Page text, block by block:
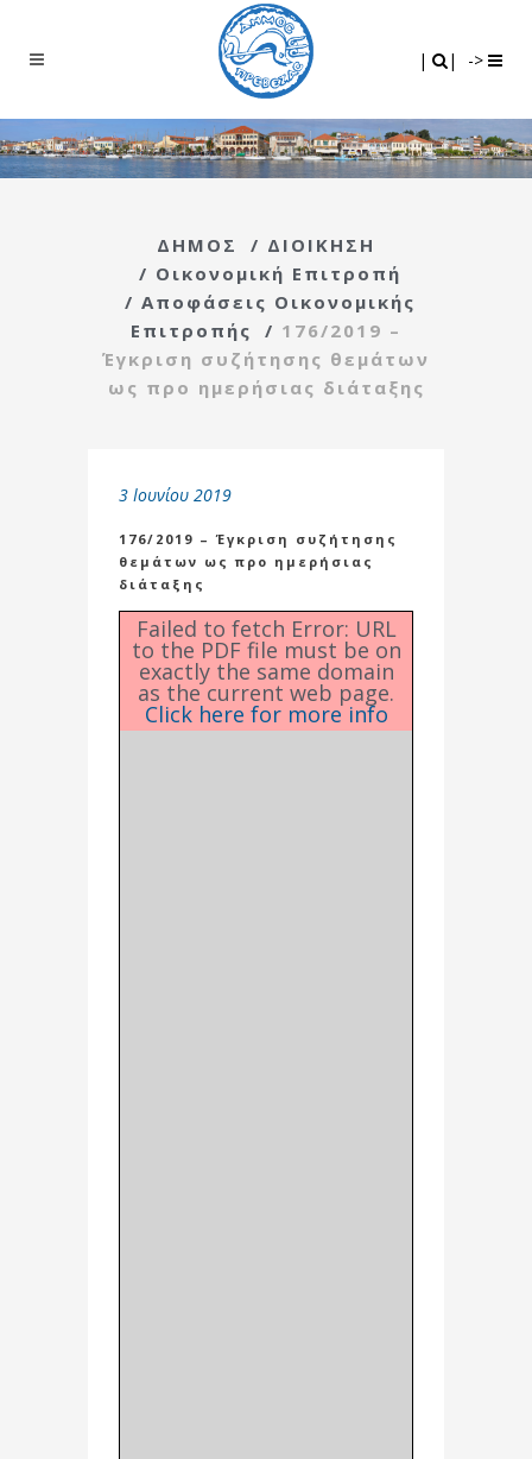
| | ->
ΔΗΜΟΣ / ΔΙΟΙΚΗΣΗ
/ Οικονομική Επιτροπή
/ Αποφάσεις Οικονομικής
Επιτροπής
/ 176/2019 –
Έγκριση συζήτησης θεμάτων
ως προ ημερήσιας διάταξης
3 Ιουνίου 2019
176/2019 – Έγκριση συζήτησης
θεμάτων ως προ ημερήσιας
διάταξης
Failed to fetch Error: URL
to the PDF file must be on
exactly the same domain
as the current web page.
Click here for more info